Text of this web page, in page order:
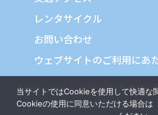
レンタサイクル
お問い合わせ
ウェブサイトのご利用にあ
〒993-0003 山形県長井市東町2
TEL 0238-87-1121（営業時間
当サイトではCookieを使用して快適な
Cookieの使用に同意いただける場合は